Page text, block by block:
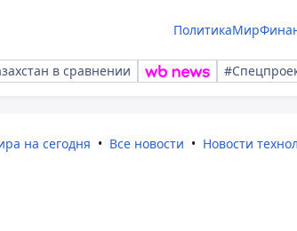
ПолитикаМир
в сравнении
на сегодня Все новости Новости